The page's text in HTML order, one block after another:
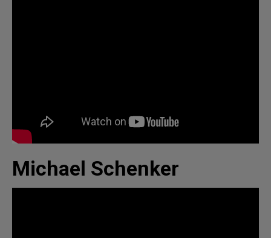
Michael Schenker